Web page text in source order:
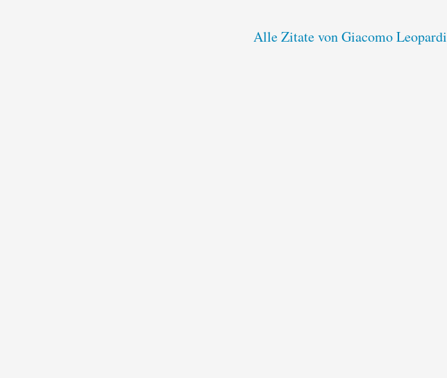
Alle Zitate von Giacomo Leopardi